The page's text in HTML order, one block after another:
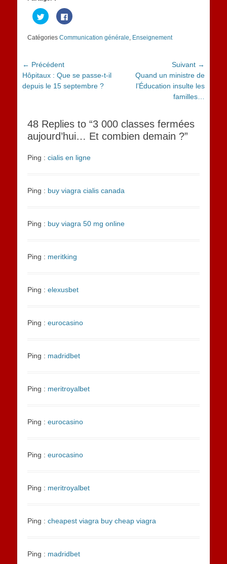
Cliquez
pour
partager
sur
Twitter(ouvre
fenêtre)
Cliquez
pour
Facebook(ouvre
Catégories Communication générale, Enseignement
Navigation
de
l’article
← Précédent
Article
précédent :
Hôpitaux : Que se passe-t-il
depuis le 15 septembre ?
Suivant →
suivant :
Quand un ministre de
l’Éducation insulte les
familles…
48 Replies to “3 000 classes fermées
aujourd’hui… Et combien demain ?”
Ping : cialis en ligne
Ping : buy viagra cialis canada
Ping : buy viagra 50 mg online
Ping : meritking
Ping : elexusbet
Ping : eurocasino
Ping : madridbet
Ping : meritroyalbet
Ping : eurocasino
Ping : eurocasino
Ping : meritroyalbet
Ping : cheapest viagra buy cheap viagra
Ping : madridbet